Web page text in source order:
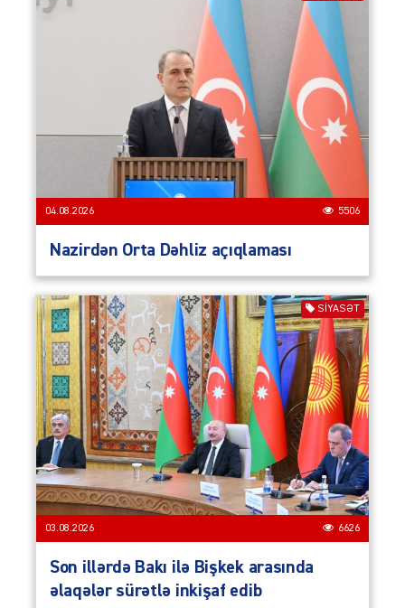
04.08.2026 5506
Nazirdən Orta Dəhliz açıqlaması
SIYASƏT
03.08.2026 6626
Son illərdə Bakı ilə Bişkek arasında
əlaqələr sürətlə inkişaf edib